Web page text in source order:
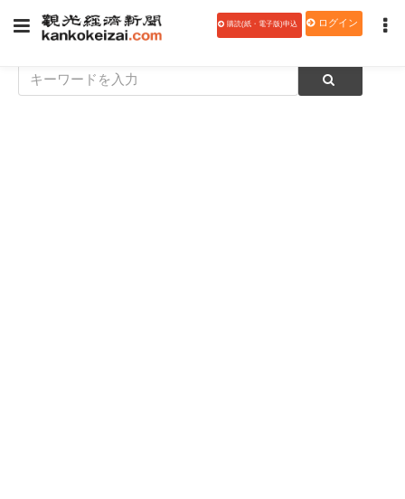
購読(紙・電子版)申込 ログイン